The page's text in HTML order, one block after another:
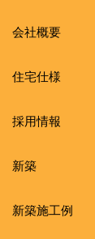
会社概要
住宅仕様
採用情報
新築
新築施工例